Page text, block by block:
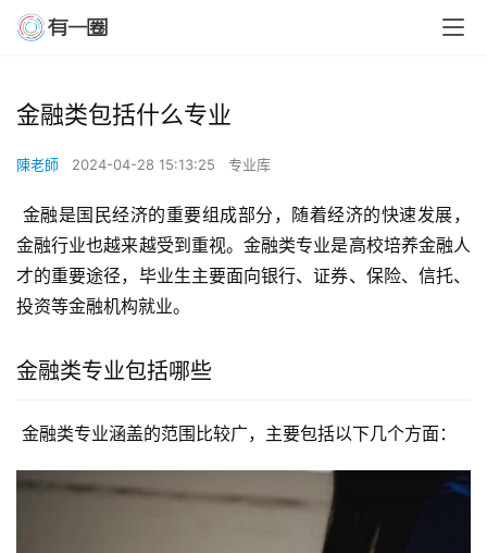
金融类包括什么专业
陳老師 2024-04-28 15:13:25 专业库
金融行业也越来越受到重视。金融类专业是高校培养金融人
才的重要途径，毕业生主要面向银行、证券、保险、信托、
投资等金融机构就业。
金融类专业包括哪些
金融类专业涵盖的范围比较广，主要包括以下几个方面：